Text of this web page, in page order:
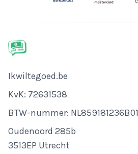
Bedrijfsnaam
Ikwiltegoed.be
KvK-nummer
KvK: 72631538
Btw-nummer
BTW-nummer: NL859181236B01
Adres
Oudenoord 285b
3513EP Utrecht